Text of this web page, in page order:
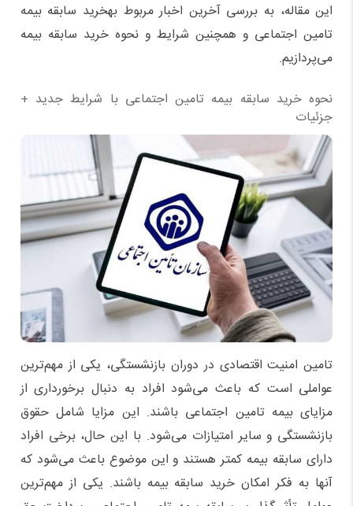
این مقاله، به بررسی آخرین اخبار مربوط بهخرید سابقه بیمه
تامین اجتماعی و همچنین شرایط و نحوه خرید سابقه بیمه
می‌پردازیم.
نحوه خرید سابقه بیمه تامین اجتماعی با شرایط جدید +
جزئیات
تامین امنیت اقتصادی در دوران بازنشستگی، یکی از مهم‌ترین
عواملی است که باعث می‌شود افراد به دنبال برخورداری از
مزایای بیمه تامین اجتماعی باشند. این مزایا شامل حقوق
بازنشستگی و سایر امتیازات می‌شود. با این حال، برخی افراد
دارای سابقه بیمه کمتر هستند و این موضوع باعث می‌شود که
آنها به فکر امکان خرید سابقه بیمه باشند. یکی از مهم‌ترین